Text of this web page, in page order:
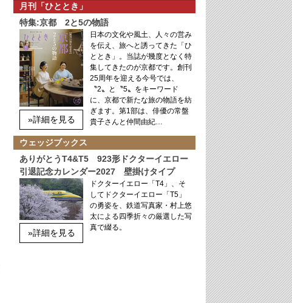
月刊「ひととき」
特集:京都 2と5の物語
»詳細を見る
日本の文化や風土、人々の営み
を伝え、旅へと誘ってきた「ひ
ととき」。当誌が幾度となく特
集してきたのが京都です。創刊
25周年を迎える今号では、
〝2〟と〝5〟をキーワード
に、京都で新たな旅の物語を紡
ぎます。第1部は、俳優の常盤
貴子さんと仲間由紀…
ウェッジブックス
ありがとうT4&T5 923形ドクターイエロー
引退記念カレンダー2027 壁掛けタイプ
»詳細を見る
ドクターイエロー「T4」、そ
してドクターイエロー「T5」
の勇姿を、鉄道写真家・村上悠
太による四季折々の厳選した写
真で綴る。